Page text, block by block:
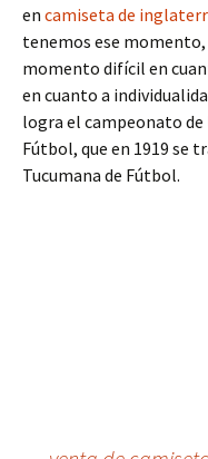
en camiseta de
tenemos ese momento,
momento difícil en
en cuanto a
logra el campeonato de
Fútbol, que en 1919 se
Tucumana de Fútbol.